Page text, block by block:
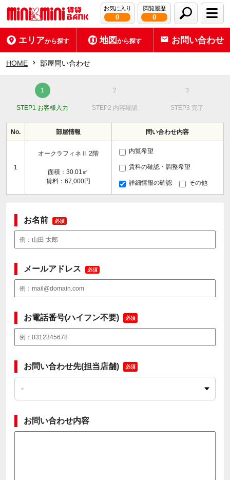
お気に入り
0
閲覧履歴
0
エリアから探す 地図から探す お問い合わせ
HOME 部屋問い合わせ
STEP1 お客様入力 STEP2 内容確認 STEP3 完了
No. 部屋情報 問い合わせ内容
1
オークラフィネⅡ 2階
面積：30.01㎡
賃料：67,000円
内覧希望
賃料の確認・調整希望
詳細情報の確認 その他
お名前 必須
メールアドレス 必須
お電話番号(ハイフン不要) 必須
お問い合わせ先(担当店舗) 必須
お問い合わせ内容